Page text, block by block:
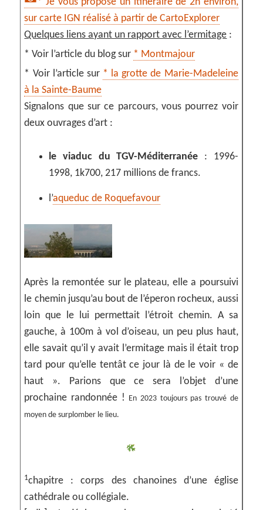
* Je vous propose un itinéraire de 2h environ,
sur carte IGN réalisé à partir de CartoExplorer
Quelques liens ayant un rapport avec l’ermitage :
* Voir l’article du blog sur * Montmajour
* Voir l’article sur * la grotte de Marie-Madeleine
à la Sainte-Baume
Signalons que sur ce parcours, vous pourrez voir
deux ouvrages d’art :
le viaduc du TGV-Méditerranée : 1996-
1998, 1k700, 217 millions de francs.
l’aqueduc de Roquefavour
Après la remontée sur le plateau, elle a poursuivi
le chemin jusqu’au bout de l’éperon rocheux, aussi
loin que le lui permettait l’étroit chemin. A sa
gauche, à 100m à vol d’oiseau, un peu plus haut,
elle savait qu’il y avait l’ermitage mais il était trop
tard pour qu’elle tentât ce jour là de le voir « de
haut ». Parions que ce sera l’objet d’une
prochaine randonnée !
En 2023 toujours pas trouvé de
moyen de surplomber le lieu.
1chapitre : corps des chanoines d’une église
cathédrale ou collégiale.